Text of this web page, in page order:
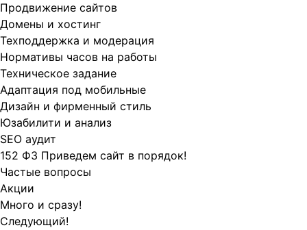
Продвижение сайтов
Домены и хостинг
Техподдержка и модерация
Нормативы часов на работы
Техническое задание
Адаптация под мобильные
Дизайн и фирменный стиль
Юзабилити и анализ
SEO аудит
152 ФЗ Приведем сайт в порядок!
Частые вопросы
Акции
Много и сразу!
Следующий!